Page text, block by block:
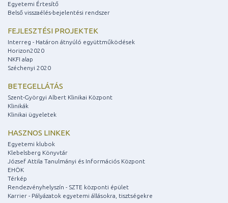
Egyetemi Értesítő
Belső visszaélés-bejelentési rendszer
FEJLESZTÉSI PROJEKTEK
Interreg - Határon átnyúló együttműködések
Horizon2020
NKFI alap
Széchenyi 2020
BETEGELLÁTÁS
Szent-Györgyi Albert Klinikai Központ
Klinikák
Klinikai ügyeletek
HASZNOS LINKEK
Egyetemi klubok
Klebelsberg Könyvtár
József Attila Tanulmányi és Információs Központ
EHÖK
Térkép
Rendezvényhelyszín - SZTE központi épület
Karrier - Pályázatok egyetemi állásokra, tisztségekre